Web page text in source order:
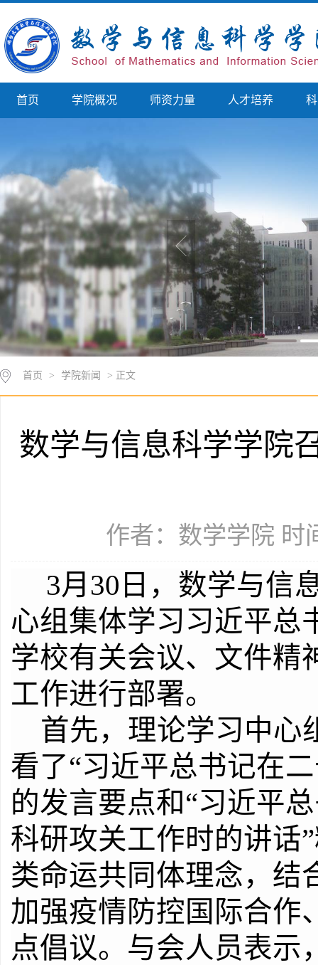
首页 学院概况 师资力量 人才培养
首页 > 学院新闻 > 正文
数学与信息科学学院
作者：数学学院 时
3月 30 日，数学与信
心组集体学习习近平总
学校有关会议、文件精
工作进行部署。
首先，理论学习中心
看了“习近平总书记在
的发言要点和“习近平
科研攻关工作时的讲话
类命运共同体理念，结
加强疫情防控国际合作
点倡议。与会人员表示